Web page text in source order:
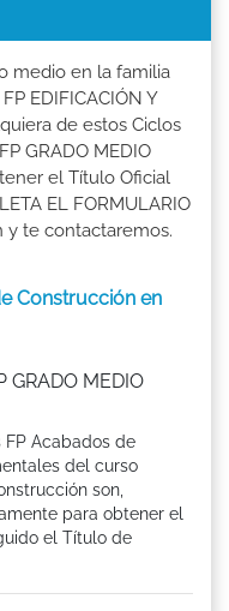
medio en la familia
EDIFICACIÓN Y
de estos Ciclos
GRADO MEDIO
el Título Oficial
EL FORMULARIO
y te contactaremos.
Construcción en
GRADO MEDIO
Acabados de
del curso
son,
para obtener el
el Título de